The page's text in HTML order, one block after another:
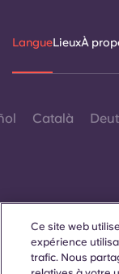
LangueLieuxÀ
Català
Ce site web
expérience
trafic. Nous